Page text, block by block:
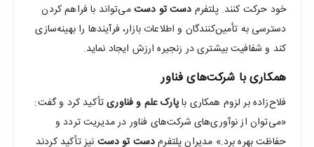
خود حرکت کنند. پلتفرم دست تو دستمی‌تواند با فراهم کردن
دسترسی به تأمین‌کنندگان و اطلاعات بازار، فرآیندها را بهینه‌سازی
کند و شفافیت بیشتری در زنجیره ارزش ایجاد نماید.
همکاری با شرکت‌های فناور
فلاح‌زاده بر لزوم همکاری باپارک علم و فناوریتأکید کرد و گفت:
«می‌توان از نوآوری‌های شرکت‌های فناور در مدیریت تردد و
حفاظت بهره برد.» مدیران پلتفرمدست تو دست نیز تأکید کردند